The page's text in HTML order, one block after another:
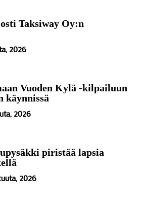
Taksiway Oy:n
2026
Vuoden Kylä -kilpailuun
käynnissä
2026
piristää lapsia
2026